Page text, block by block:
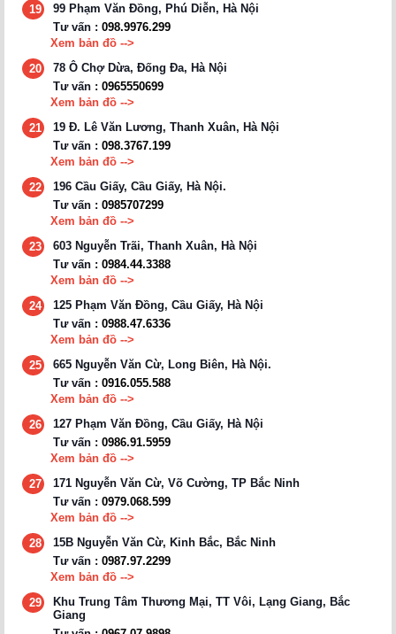
19
99 Phạm Văn Đồng, Phú Diễn, Hà Nội
Tư vấn : 098.9976.299
Xem bản đồ -->
20
78 Ô Chợ Dừa, Đống Đa, Hà Nội
Tư vấn : 0965550699
Xem bản đồ -->
21
19 Đ. Lê Văn Lương, Thanh Xuân, Hà Nội
Tư vấn : 098.3767.199
Xem bản đồ -->
22
196 Cầu Giấy, Cầu Giấy, Hà Nội.
Tư vấn : 0985707299
Xem bản đồ -->
23
603 Nguyễn Trãi, Thanh Xuân, Hà Nội
Tư vấn : 0984.44.3388
Xem bản đồ -->
24
125 Phạm Văn Đồng, Cầu Giấy, Hà Nội
Tư vấn : 0988.47.6336
Xem bản đồ -->
25
665 Nguyễn Văn Cừ, Long Biên, Hà Nội.
Tư vấn : 0916.055.588
Xem bản đồ -->
26
127 Phạm Văn Đồng, Cầu Giấy, Hà Nội
Tư vấn : 0986.91.5959
Xem bản đồ -->
27
171 Nguyễn Văn Cừ, Võ Cường, TP Bắc Ninh
Tư vấn : 0979.068.599
Xem bản đồ -->
28
15B Nguyễn Văn Cừ, Kinh Bắc, Bắc Ninh
Tư vấn : 0987.97.2299
Xem bản đồ -->
29
Khu Trung Tâm Thương Mại, TT Vôi, Lạng Giang, Bắc
Giang